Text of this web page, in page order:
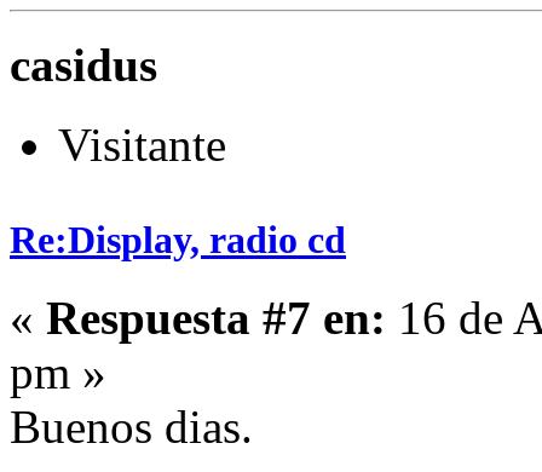
casidus
Visitante
Re:Display, radio cd
« Respuesta #7 en: 16 de
pm »
Buenos dias.